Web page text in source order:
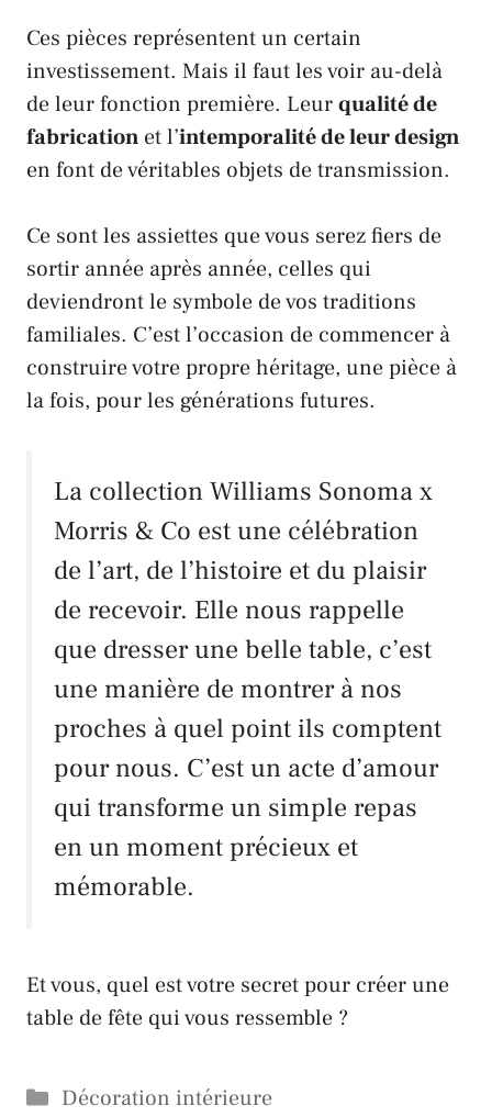
Ces pièces représentent un certain
investissement. Mais il faut les voir au-delà
de leur fonction première. Leurqualité de
fabrication et l’intemporalité de leur design
en font de véritables objets de transmission.
Ce sont les assiettes que vous serez fiers de
sortir année après année, celles qui
deviendront le symbole de vos traditions
familiales. C’est l’occasion de commencer à
construire votre propre héritage, une pièce à
la fois, pour les générations futures.
La collectionWilliams Sonomax
Morris & Co est une célébration
de l’art, de l’histoire et du plaisir
de recevoir. Elle nous rappelle
que dresser une belle table, c’est
une manière de montrer à nos
proches à quel point ils comptent
pour nous. C’est un acte d’amour
qui transforme un simple repas
en un moment précieux et
mémorable.
Et vous, quel est votre secret pour créer une
table de fête qui vous ressemble ?
Catégories
Décoration intérieure